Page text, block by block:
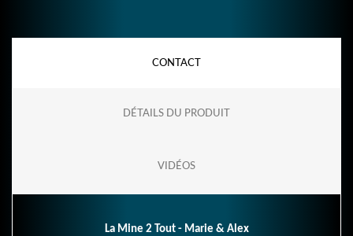
CONTACT
DÉTAILS DU PRODUIT
VIDÉOS
La Mine 2 Tout - Marie & Alex